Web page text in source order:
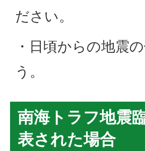
ださい。
・日頃からの地震
う。
南海トラフ地震
表された場合